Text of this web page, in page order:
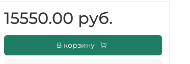
15550.00 руб.
В корзину